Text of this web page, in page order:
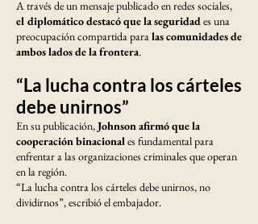
A través de un mensaje publicado en redes sociales,
el diplomático destacó que la seguridades una
preocupación compartida paralas comunidades de
ambos lados de la frontera.
“La lucha contra los cárteles
debe unirnos”
En su publicación,Johnson afirmó que la
cooperación binacionales fundamental para
enfrentar a las organizaciones criminales que operan
en la región.
“La lucha contra los cárteles debe unirnos, no
dividirnos”, escribió el embajador.